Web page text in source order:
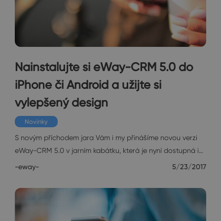
Nainstalujte si eWay-CRM 5.0 do
iPhone či Android a užijte si
vylepšený design
Novinky
S novým příchodem jara Vám i my přinášíme novou verzi
eWay-CRM 5.0 v jarním kabátku, která je nyní dostupná i…
-eway- 5/23/2017